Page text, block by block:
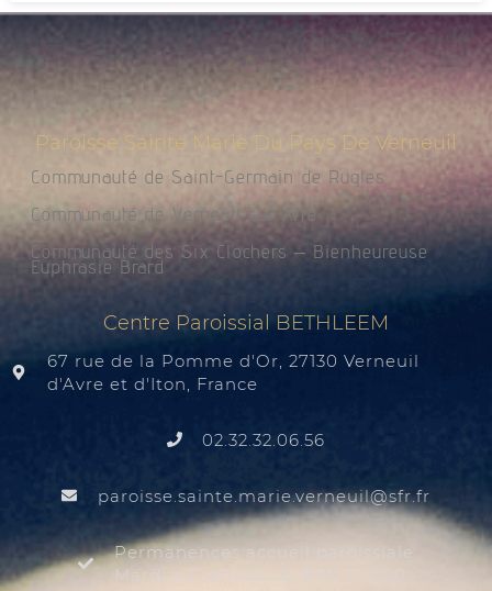
Paroisse Sainte Marie Du Pays De Verneuil
Communauté de Saint-Germain de Rugles
Communauté de Verneuil sur Avre
Communauté des Six Clochers – Bienheureuse
Euphrasie Brard
Centre Paroissial BETHLEEM
67 rue de la Pomme d'Or, 27130 Verneuil
d'Avre et d'Iton, France
02.32.32.06.56
rf.rfs
@liuenrev.eiram.etnias.essiorap
Permanences accueil paroissiale
Mardi au samedi de 9:30 à 12:00